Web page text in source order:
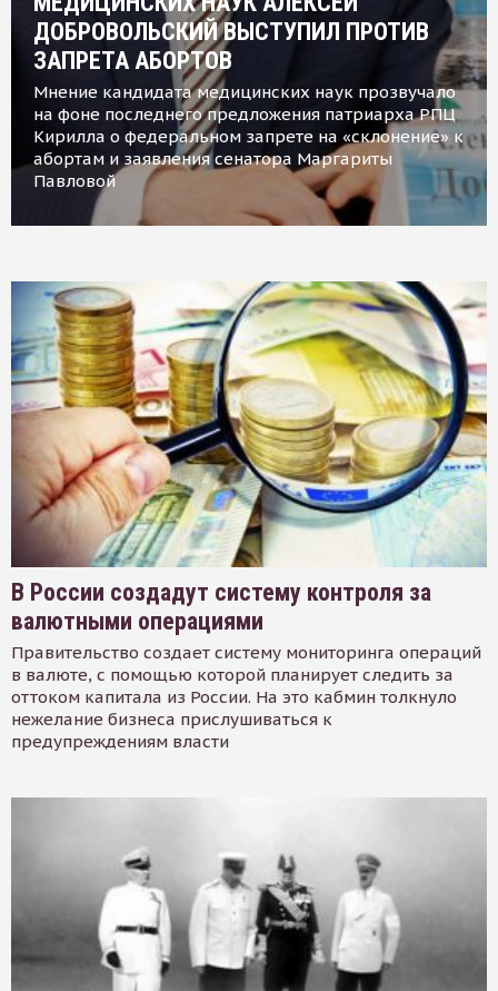
ДОБРОВОЛЬСКИЙ ВЫСТУПИЛ ПРОТИВ
ЗАПРЕТА АБОРТОВ
Мнение кандидата медицинских наук прозвучало
на фоне последнего предложения патриарха РПЦ
Кирилла о федеральном запрете на «склонение» к
абортам и заявления сенатора Маргариты
Павловой
В России создадут систему контроля за
валютными операциями
Правительство создает систему мониторинга операций
в валюте, с помощью которой планирует следить за
оттоком капитала из России. На это кабмин толкнуло
нежелание бизнеса прислушиваться к
предупреждениям власти